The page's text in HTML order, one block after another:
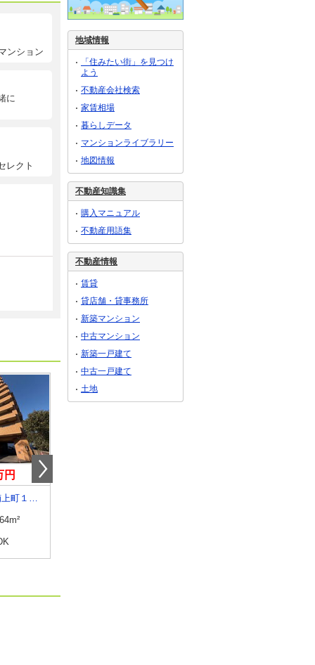
ンション
に
レクト
円
香川県高松市楠上町１丁目
地域情報
「住みたい街」を見つけ
よう
不動産会社検索
家賃相場
暮らしデータ
マンションライブラリー
地図情報
不動産知識集
購入マニュアル
不動産用語集
不動産情報
賃貸
貸店舗・貸事務所
新築マンション
中古マンション
新築一戸建て
中古一戸建て
土地